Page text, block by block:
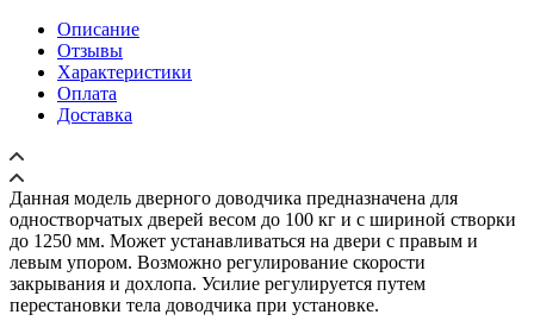
Описание
Отзывы
Характеристики
Оплата
Доставка
Данная модель дверного доводчика предназначена для
одностворчатых дверей весом до 100 кг и с шириной створки
до 1250 мм. Может устанавливаться на двери с правым и
левым упором. Возможно регулирование скорости
закрывания и дохлопа. Усилие регулируется путем
перестановки тела доводчика при установке.